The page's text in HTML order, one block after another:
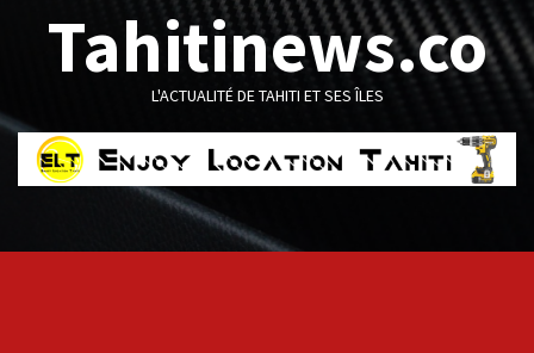
Tahitinews.co
L'ACTUALITÉ DE TAHITI ET SES ÎLES